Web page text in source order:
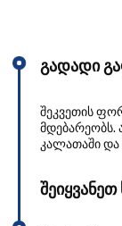
გადადი
შეკვეთის
მდებარეობს.
კალათაში და